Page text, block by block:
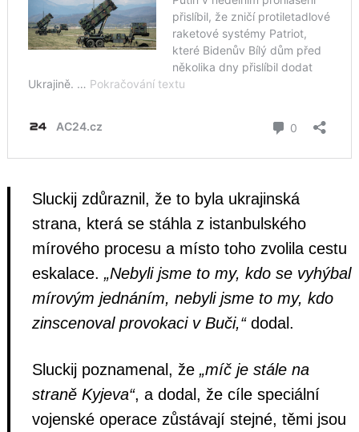
Sluckij zdůraznil, že to byla ukrajinská
strana, která se stáhla z istanbulského
mírového procesu a místo toho zvolila cestu
eskalace. „Nebyli jsme to my, kdo se vyhýbal
mírovým jednáním, nebyli jsme to my, kdo
zinscenoval provokaci v Buči,“dodal.
Sluckij poznamenal, že „míč je stále na
straně Kyjeva“, a dodal, že cíle speciální
vojenské operace zůstávají stejné, těmi jsou